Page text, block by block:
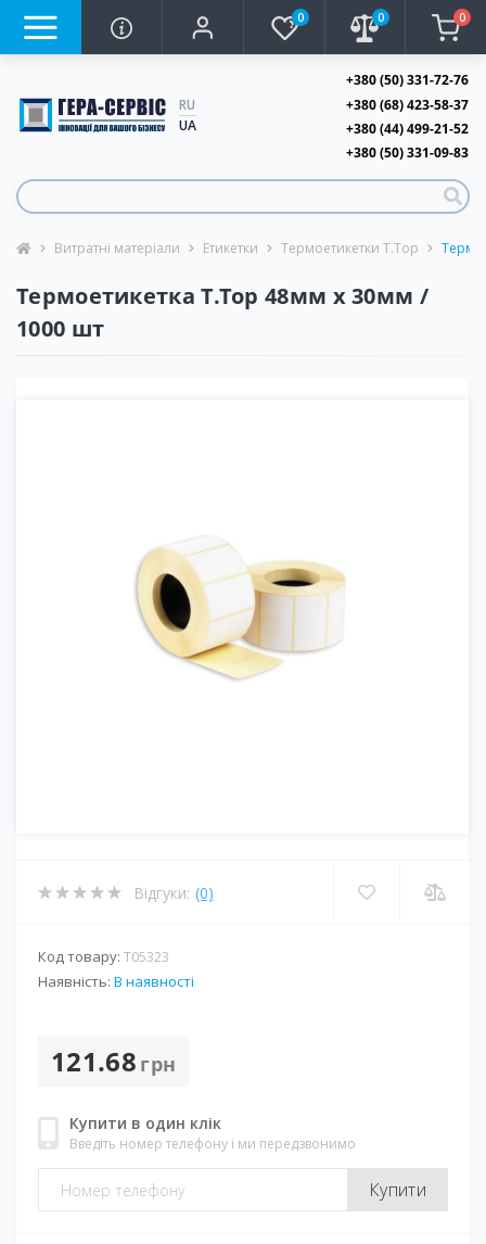
0 0 0
RU
UA
+380 (50) 331-72-76
+380 (68) 423-58-37
+380 (44) 499-21-52
+380 (50) 331-09-83
Витратні матеріали Етикетки Термоетикетки T.Top
Термоетикетка T.Top 48мм х 30мм /
1000 шт
Відгуки: (0)
Код товару: T05323
Наявність: В наявності
121.68 грн
Купити в один клік
Введіть номер телефону і ми передзвонимо
Купити